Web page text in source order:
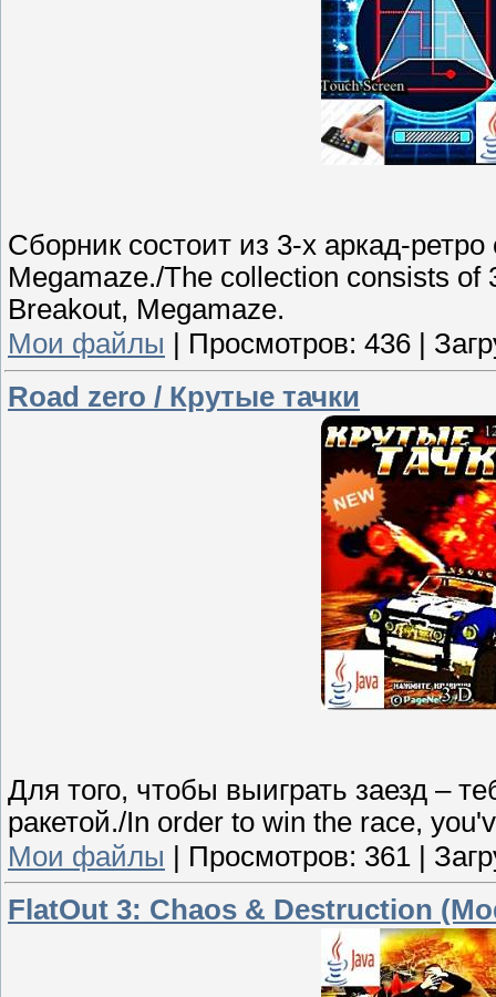
Сборник состоит из 3-х аркад-
Megamaze./The collection consists
Breakout, Megamaze.
Мои файлы
Просмотров: 436
Road zero / Крутые тачки
Для того, чтобы выиграть заезд –
ракетой./In order to win the race,
Мои файлы
Просмотров: 361
FlatOut 3: Chaos & Destruction